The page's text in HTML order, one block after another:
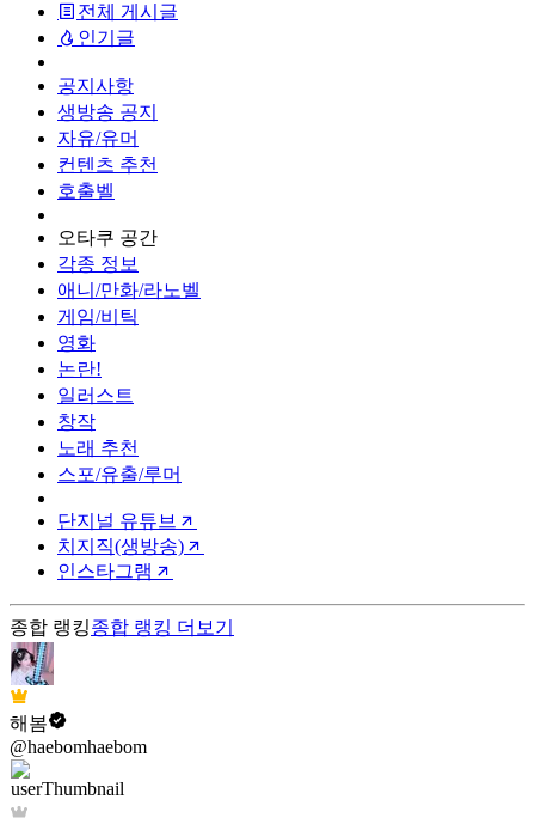
전체 게시글
인기글
공지사항
생방송 공지
자유/유머
컨텐츠 추천
호출벨
오타쿠 공간
각종 정보
애니/만화/라노벨
게임/비틱
영화
논란!
일러스트
창작
노래 추천
스포/유출/루머
단지널 유튜브
치지직(생방송)
인스타그램
종합 랭킹종합 랭킹 더보기
해봄
@haebomhaebom